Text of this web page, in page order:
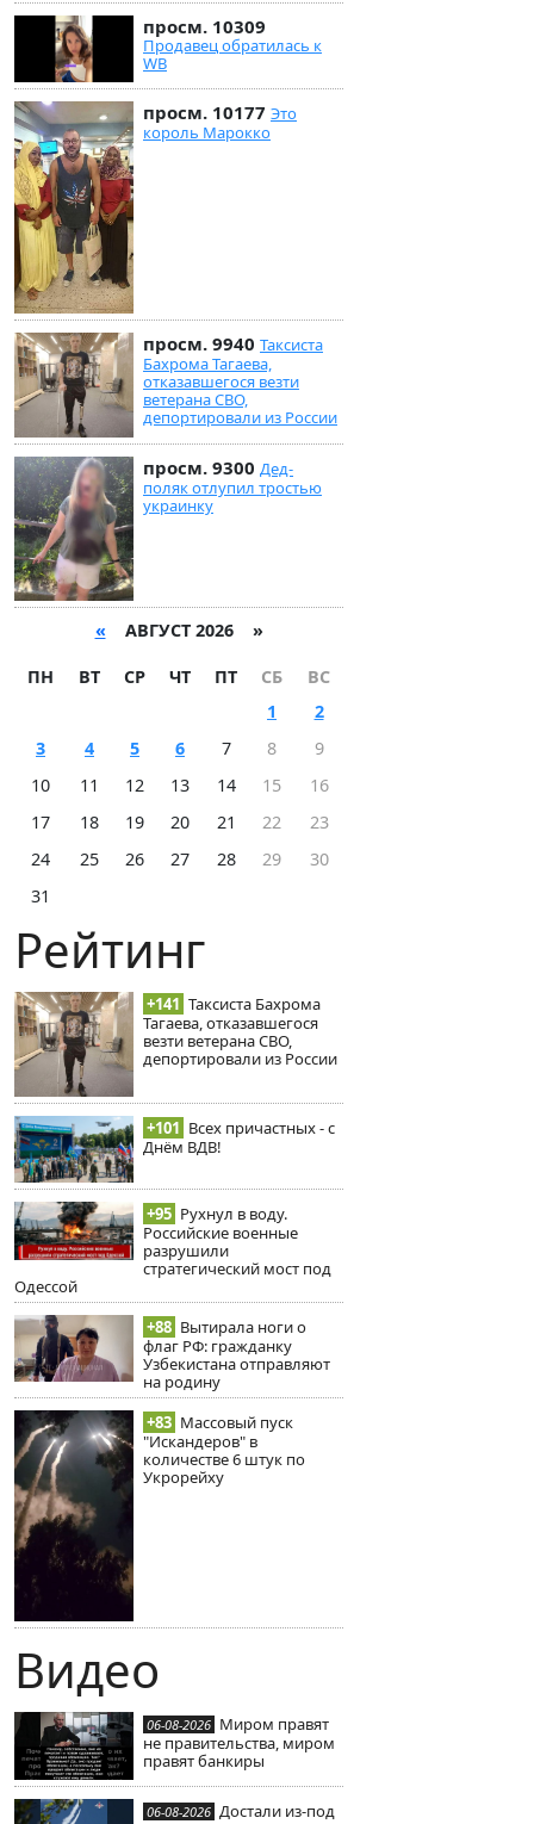
просм. 10309
Продавец обратилась к
WB
просм. 10177 Это
король Марокко
просм. 9940 Таксиста
Бахрома Тагаева,
отказавшегося везти
ветерана СВО,
депортировали из России
просм. 9300 Дед-
поляк отлупил тростью
украинку
« АВГУСТ 2026 »
ПН ВТ СР ЧТ ПТ СБ
ВС
1
2
3
4 5 6 7 8
9
10
11 12 13 14 15
16
17
18 19 20 21 22
23
24
25 26 27 28 29
30
31
Рейтинг
+141 Таксиста Бахрома
Тагаева, отказавшегося
везти ветерана СВО,
депортировали из России
+101 Всех причастных - с
Днём ВДВ!
+95 Рухнул в воду.
Российские военные
разрушили
стратегический мост под
Одессой
+88 Вытирала ноги о
флаг РФ: гражданку
Узбекистана отправляют
на родину
+83 Массовый пуск
"Искандеров" в
количестве 6 штук по
Укрорейху
Видео
06-08-2026 Миром правят
не правительства, миром
правят банкиры
06-08-2026 Достали из-под